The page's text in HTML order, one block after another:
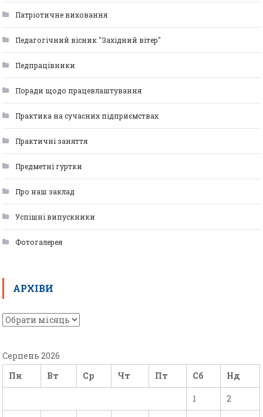
Патріотичне виховання
Педагогічний вісник "Західний вітер"
Педпрацівники
Поради щодо працевлаштування
Практика на сучасних підприємствах
Практичні заняття
Предметні гуртки
Про наш заклад
Успішні випускники
Фотогалерея
АРХІВИ
Серпень 2026
Пн
Вт Ср Чт Пт Сб Нд
1 2